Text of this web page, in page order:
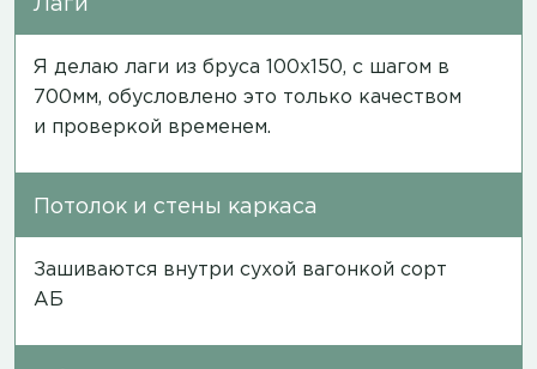
Лаги
Я делаю лаги из бруса 100х150, с шагом в
700мм, обусловлено это только качеством
и проверкой временем.
Потолок и стены каркаса
Зашиваются внутри сухой вагонкой сорт
АБ